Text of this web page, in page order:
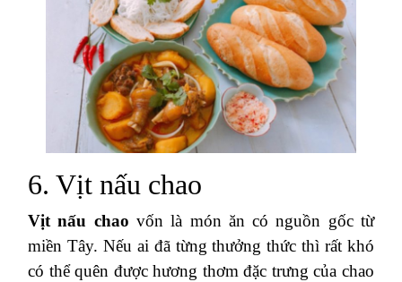
6. Vịt nấu chao
Vịt nấu chao vốn là món ăn có nguồn gốc từ
miền Tây. Nếu ai đã từng thưởng thức thì rất khó
có thể quên được hương thơm đặc trưng của chao